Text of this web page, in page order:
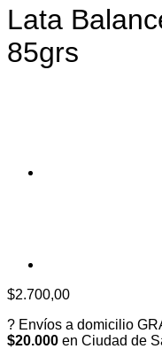
Lata
85grs
$2.700,00
? Envíos a domicilio
$20.000 en Ciudad de